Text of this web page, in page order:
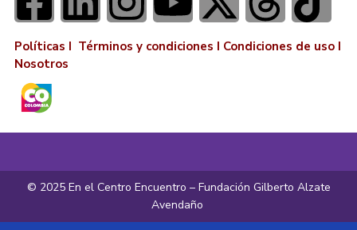
Políticas I Términos y condiciones I Condiciones de uso I
Nosotros
© 2025 En el Centro Encuentro – Fundación Gilberto Alzate
Avendaño